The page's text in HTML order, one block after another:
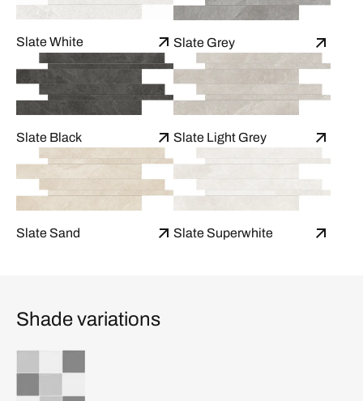
Slate White Slate Grey
Slate Black Slate Light Grey
Slate Sand Slate Superwhite
Shade variations